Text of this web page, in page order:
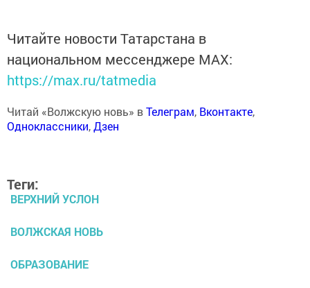
Читайте новости Татарстана в
национальном мессенджере MАХ:
https://max.ru/tatmedia
Читай «Волжскую новь» вТелеграм, Вконтакте,
Одноклассники,Дзен
Теги:
ВЕРХНИЙ УСЛОН
ВОЛЖСКАЯ НОВЬ
ОБРАЗОВАНИЕ